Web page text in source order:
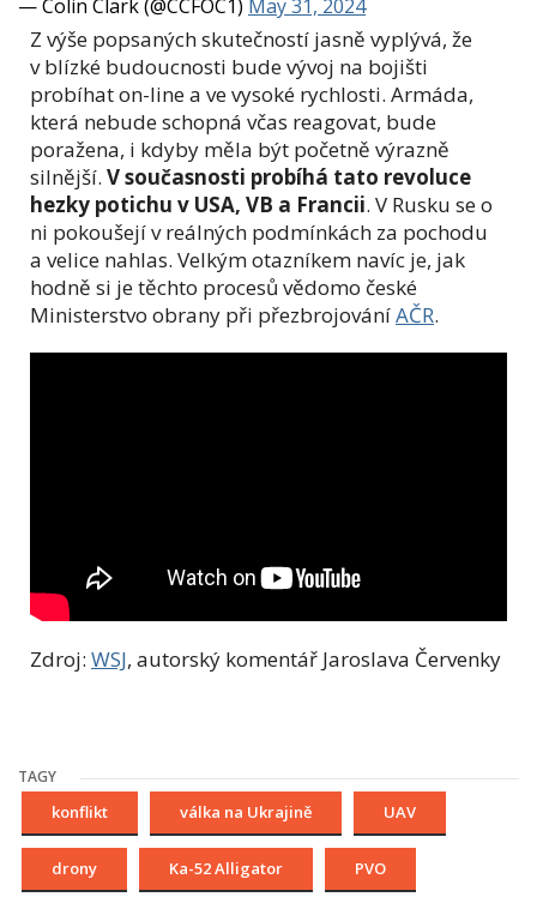
— Colin Clark (@CCFOC1) May 31, 2024
Z výše popsaných skutečností jasně vyplývá, že
v blízké budoucnosti bude vývoj na bojišti
probíhat on-line a ve vysoké rychlosti. Armáda,
která nebude schopná včas reagovat, bude
poražena, i kdyby měla být početně výrazně
silnější. V současnosti probíhá tato revoluce
hezky potichu v USA, VB a Francii. V Rusku se o
ni pokoušejív reálných podmínkách za pochodu
a velice nahlas. Velkým otazníkem navíc je, jak
hodně si je těchto procesů vědomo české
Ministerstvo obrany při přezbrojováníAČR.
Zdroj: WSJ, autorský komentář Jaroslava Červenky
TAGY
konflikt válka na Ukrajině UAV
drony Ka-52 Alligator PVO